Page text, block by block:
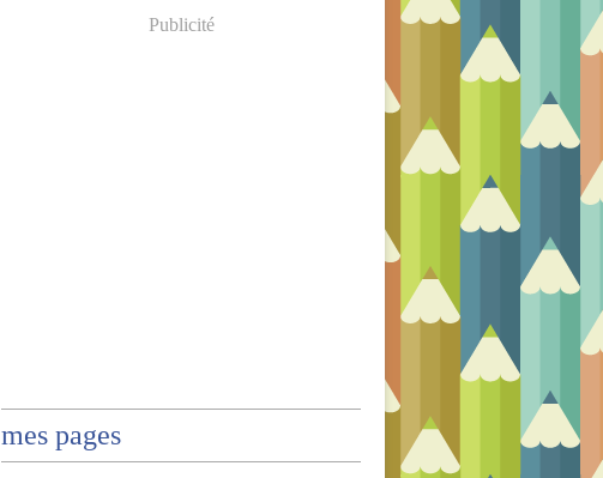
Publicité
mes pages